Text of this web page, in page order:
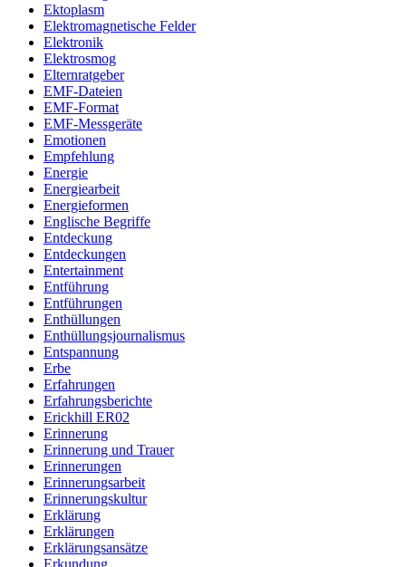
Ektoplasm
Elektromagnetische Felder
Elektronik
Elektrosmog
Elternratgeber
EMF-Dateien
EMF-Format
EMF-Messgeräte
Emotionen
Empfehlung
Energie
Energiearbeit
Energieformen
Englische Begriffe
Entdeckung
Entdeckungen
Entertainment
Entführung
Entführungen
Enthüllungen
Enthüllungsjournalismus
Entspannung
Erbe
Erfahrungen
Erfahrungsberichte
Erickhill ER02
Erinnerung
Erinnerung und Trauer
Erinnerungen
Erinnerungsarbeit
Erinnerungskultur
Erklärung
Erklärungen
Erklärungsansätze